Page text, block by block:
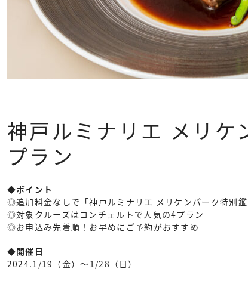
神戸ルミナリエ メリケ
プラン
◆ポイント
◎追加料金なしで「神戸ルミナリエ メリケンパーク特別
◎対象クルーズはコンチェルトで人気の4プラン
◎お申込み先着順！お早めにご予約がおすすめ
◆開催日
2024.1/19（金）〜1/28（日）